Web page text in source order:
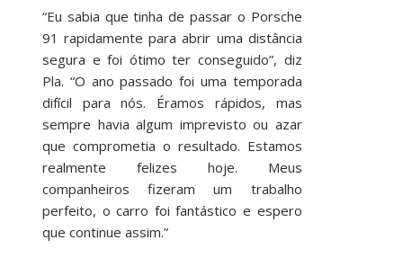
“Eu sabia que tinha de passar o Porsche
91 rapidamente para abrir uma distância
segura e foi ótimo ter conseguido”, diz
Pla. “O ano passado foi uma temporada
difícil para nós. Éramos rápidos, mas
sempre havia algum imprevisto ou azar
que comprometia o resultado. Estamos
realmente felizes hoje. Meus
companheiros fizeram um trabalho
perfeito, o carro foi fantástico e espero
que continue assim.”